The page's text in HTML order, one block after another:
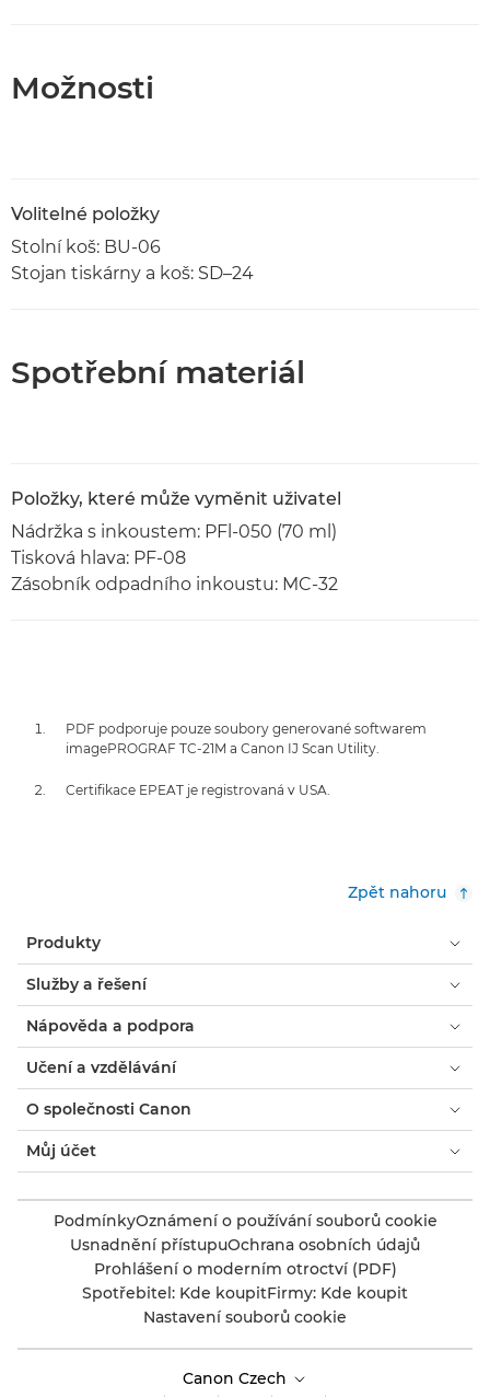
Možnosti
Volitelné položky
Stolní koš: BU-06
Stojan tiskárny a koš: SD–24
Spotřební materiál
Položky, které může vyměnit uživatel
Nádržka s inkoustem: PFl-050 (70 ml)
Tisková hlava: PF-08
Zásobník odpadního inkoustu: MC-32
PDF podporuje pouze soubory generované softwarem
imagePROGRAF TC-21M a Canon IJ Scan Utility.
Certifikace EPEAT je registrovaná v USA.
Zpět nahoru
Produkty
Služby a řešení
Nápověda a podpora
Učení a vzdělávání
O společnosti Canon
Můj účet
PodmínkyOznámení o používání souborů cookie
Usnadnění přístupuOchrana osobních údajů
Prohlášení o moderním otroctví (PDF)
Spotřebitel: Kde koupitFirmy: Kde koupit
Nastavení souborů cookie
Canon Czech